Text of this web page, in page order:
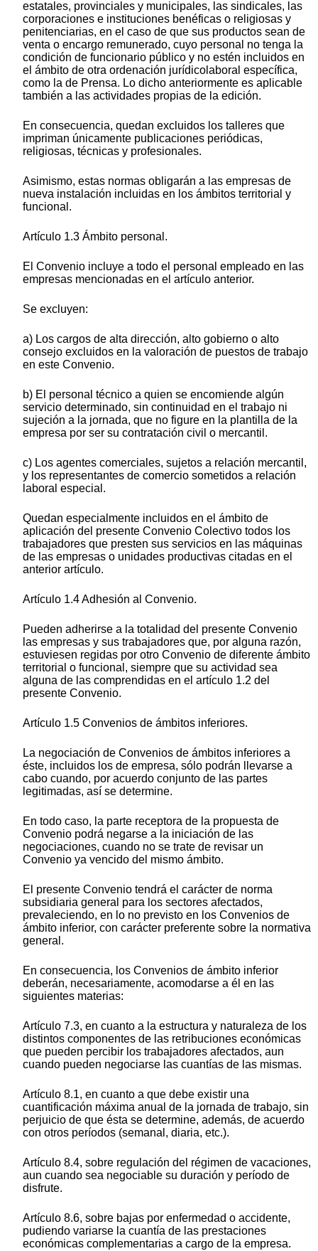
estatales, provinciales y municipales, las sindicales, las
corporaciones e instituciones benéficas o religiosas y
penitenciarias, en el caso de que sus productos sean de
venta o encargo remunerado, cuyo personal no tenga la
condición de funcionario público y no estén incluidos en
el ámbito de otra ordenación jurídicolaboral específica,
como la de Prensa. Lo dicho anteriormente es aplicable
también a las actividades propias de la edición.
En consecuencia, quedan excluidos los talleres que
impriman únicamente publicaciones periódicas,
religiosas, técnicas y profesionales.
Asimismo, estas normas obligarán a las empresas de
nueva instalación incluidas en los ámbitos territorial y
funcional.
Artículo 1.3 Ámbito personal.
El Convenio incluye a todo el personal empleado en las
empresas mencionadas en el artículo anterior.
Se excluyen:
a) Los cargos de alta dirección, alto gobierno o alto
consejo excluidos en la valoración de puestos de trabajo
en este Convenio.
b) El personal técnico a quien se encomiende algún
servicio determinado, sin continuidad en el trabajo ni
sujeción a la jornada, que no figure en la plantilla de la
empresa por ser su contratación civil o mercantil.
c) Los agentes comerciales, sujetos a relación mercantil,
y los representantes de comercio sometidos a relación
laboral especial.
Quedan especialmente incluidos en el ámbito de
aplicación del presente Convenio Colectivo todos los
trabajadores que presten sus servicios en las máquinas
de las empresas o unidades productivas citadas en el
anterior artículo.
Artículo 1.4 Adhesión al Convenio.
Pueden adherirse a la totalidad del presente Convenio
las empresas y sus trabajadores que, por alguna razón,
estuviesen regidas por otro Convenio de diferente ámbito
territorial o funcional, siempre que su actividad sea
alguna de las comprendidas en el artículo 1.2 del
presente Convenio.
Artículo 1.5 Convenios de ámbitos inferiores.
La negociación de Convenios de ámbitos inferiores a
éste, incluidos los de empresa, sólo podrán llevarse a
cabo cuando, por acuerdo conjunto de las partes
legitimadas, así se determine.
En todo caso, la parte receptora de la propuesta de
Convenio podrá negarse a la iniciación de las
negociaciones, cuando no se trate de revisar un
Convenio ya vencido del mismo ámbito.
El presente Convenio tendrá el carácter de norma
subsidiaria general para los sectores afectados,
prevaleciendo, en lo no previsto en los Convenios de
ámbito inferior, con carácter preferente sobre la normativa
general.
En consecuencia, los Convenios de ámbito inferior
deberán, necesariamente, acomodarse a él en las
siguientes materias:
Artículo 7.3, en cuanto a la estructura y naturaleza de los
distintos componentes de las retribuciones económicas
que pueden percibir los trabajadores afectados, aun
cuando pueden negociarse las cuantías de las mismas.
Artículo 8.1, en cuanto a que debe existir una
cuantificación máxima anual de la jornada de trabajo, sin
perjuicio de que ésta se determine, además, de acuerdo
con otros períodos (semanal, diaria, etc.).
Artículo 8.4, sobre regulación del régimen de vacaciones,
aun cuando sea negociable su duración y período de
disfrute.
Artículo 8.6, sobre bajas por enfermedad o accidente,
pudiendo variarse la cuantía de las prestaciones
económicas complementarias a cargo de la empresa.